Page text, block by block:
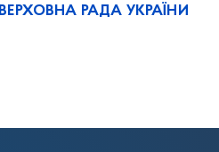
ВЕРХОВНА РАДА УКРАЇНИ